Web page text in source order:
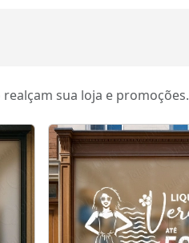
sua loja e promoções.